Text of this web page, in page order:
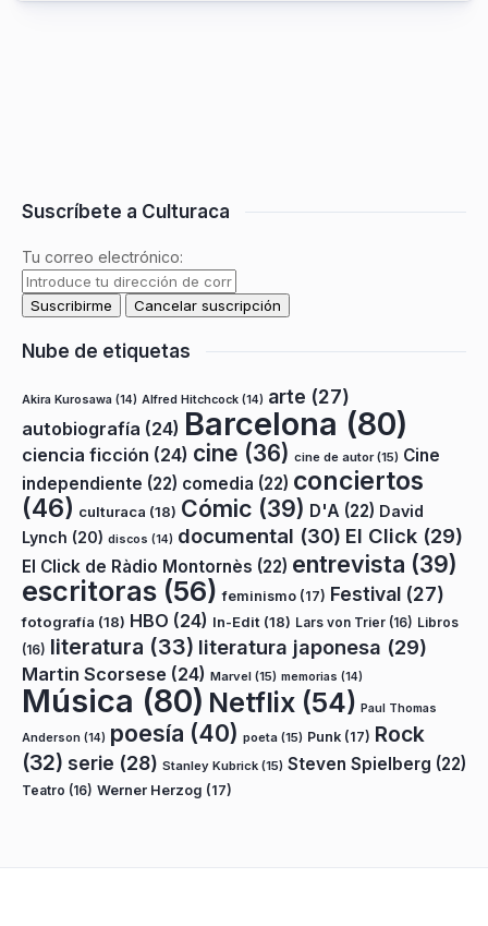
Suscríbete a Culturaca
Tu correo electrónico:
Nube de etiquetas
Akira Kurosawa (14) Alfred Hitchcock (14) arte (27)
autobiografía (24) Barcelona (80)
ciencia ficción (24) cine (36) cine de autor(15) Cine
independiente (22) comedia (22) conciertos
(46) culturaca (18) Cómic (39) D'A (22) David
Lynch (20) discos (14) documental (30) El Click (29)
El Click de Ràdio Montornès (22) entrevista (39)
escritoras (56) feminismo (17) Festival (27)
fotografía (18) HBO (24) In-Edit (18) Lars von Trier (16) Libros
(16) literatura (33) literatura japonesa (29)
Martin Scorsese (24) Marvel (15) memorias (14)
Música (80) Netflix (54) Paul Thomas
Anderson (14) poesía (40) poeta (15) Punk (17) Rock
(32) serie (28) Stanley Kubrick (15) Steven Spielberg (22)
Teatro (16) Werner Herzog (17)